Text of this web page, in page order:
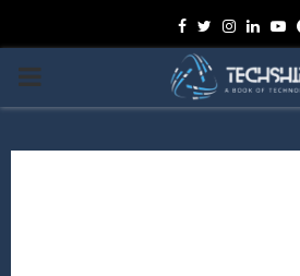
Facebook
TwitterInstagram
PRIMARY